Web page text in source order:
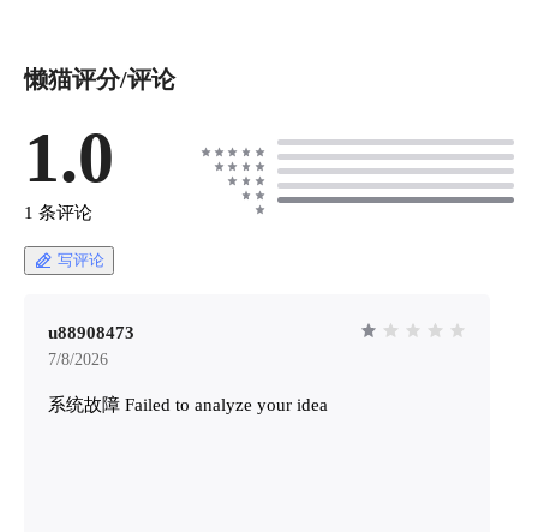
懒猫评分/评论
1.0
1 条评论
写评论
u88908473
7/8/2026
系统故障 Failed to analyze your idea